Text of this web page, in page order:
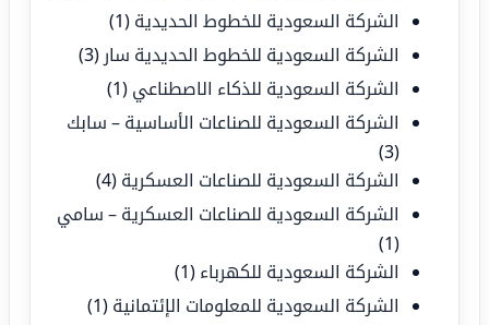
الشركة السعودية للخطوط الحديدية (1)
الشركة السعودية للخطوط الحديدية سار (3)
الشركة السعودية للذكاء الاصطناعي (1)
الشركة السعودية للصناعات الأساسية – سابك
(3)
الشركة السعودية للصناعات العسكرية (4)
الشركة السعودية للصناعات العسكرية – سامي
(1)
الشركة السعودية للكهرباء (1)
الشركة السعودية للمعلومات الإئتمانية (1)